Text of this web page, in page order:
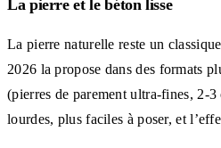
La pierre et le béton lisse
La pierre naturelle reste un
2026 la propose dans des formats
(pierres de parement ultra-fines, 2-3
lourdes, plus faciles à poser, et